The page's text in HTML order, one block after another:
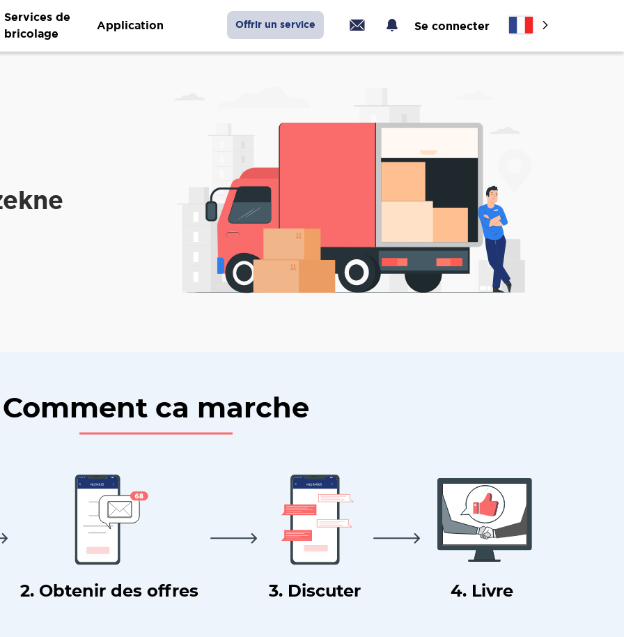
Services de
bricolage
Application Offrir un service Se connecter
Comment ca marche
2. Obtenir des offres 3. Discuter 4. Livre